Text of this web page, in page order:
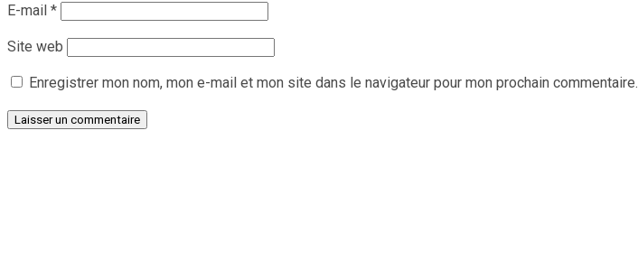
E-mail *
Site web
Enregistrer mon nom, mon e-mail et mon site dans le navigateur pour mon prochain commentaire.